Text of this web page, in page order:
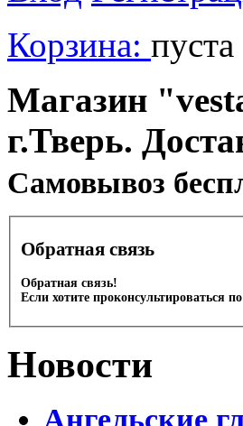
Корзина: пуста
Магазин
г.Тверь.
Cамовывоз
Обратная связь
Обратная связь!
Если хотите проконсультироваться
Новости
Ангельские